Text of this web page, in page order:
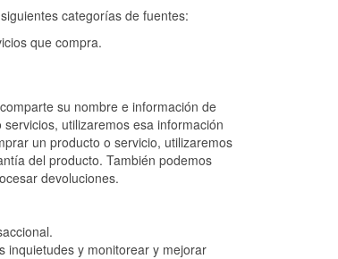
categorías de fuentes:
que compra.
su nombre e información de
utilizaremos esa información
un producto o servicio, utilizaremos
del producto. También podemos
devoluciones.
inquietudes y monitorear y mejorar